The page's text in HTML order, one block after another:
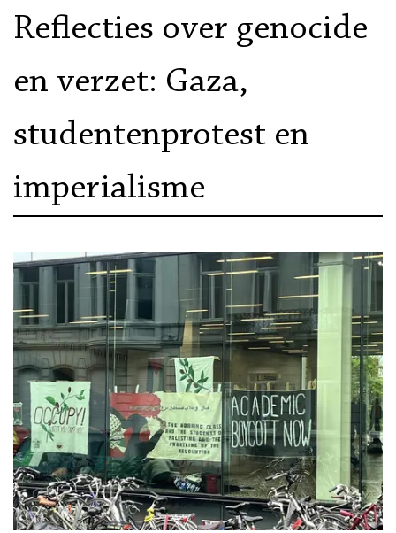
Aktief
Reflecties over genocide
en verzet: Gaza,
studentenprotest en
imperialisme